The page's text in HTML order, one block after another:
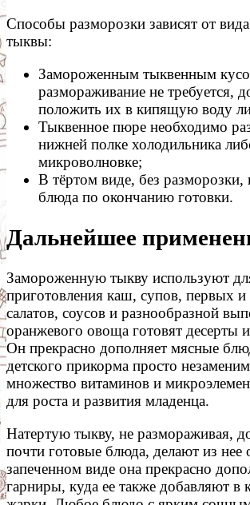
Способы разморозки зависят от
тыквы:
Замороженным тыквенным
размораживание не требуется,
положить их в кипящую воду
Тыквенное пюре необходимо
нижней полке холодильника
микроволновке;
В тёртом виде, без
блюда по окончанию готовки.
Дальнейшее
Замороженную тыкву используют
приготовления каш, супов, первых
салатов, соусов и разнообразной
оранжевого овоща готовят десерты
Он прекрасно дополняет мясные
детского прикорма просто
множество витаминов и
для роста и развития младенца.
Натертую тыкву, не размораживая,
почти готовые блюда, делают из нее
запеченном виде она прекрасно
гарниры, куда ее также добавляют в